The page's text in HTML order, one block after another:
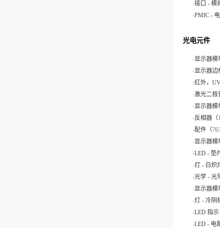
.接口 - 模
.PMIC -
光电元件
.显示器模
.显示器边
.红外，
.激光二极
.显示器模
.反相器（
.配件（
.显示器模
.LED - 垫
.灯 - 白炽
.光学 - 光
.显示器模
.灯 - 冷阴
.LED 指
.LED - 电